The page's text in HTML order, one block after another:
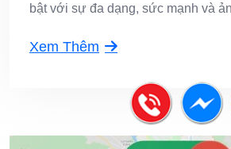
bật với sự đa dạng, sức mạnh và
Xem Thêm